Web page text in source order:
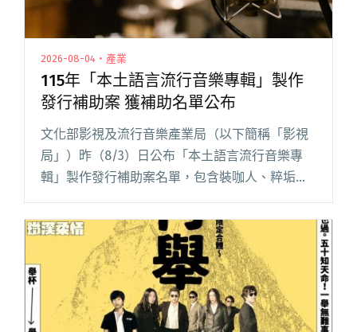
2026-08-04・產業
115年「本土語言流行音樂專輯」製作
發行補助案 獲補助名單公布
文化部影視及流行音樂產業局（以下簡稱「影視
局」）昨（8/3）日公布「本土語言流行音樂專
輯」製作發行補助案名單，包含裝咖人、粹垢
花主唱林奕碩等，一共有 21 案件入選，最高獲得
補助 200 閱讀全文 "115年「本土語言流行音樂專
輯」製作發行補助案 獲補助名單公布"